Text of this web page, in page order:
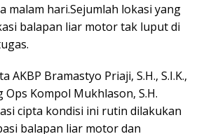
malam hari.Sejumlah lokasi yang
balapan liar motor tak luput di
AKBP Bramastyo Priaji, S.H., S.I.K.,
Ops Kompol Mukhlason, S.H.
cipta kondisi ini rutin dilakukan
balapan liar motor dan